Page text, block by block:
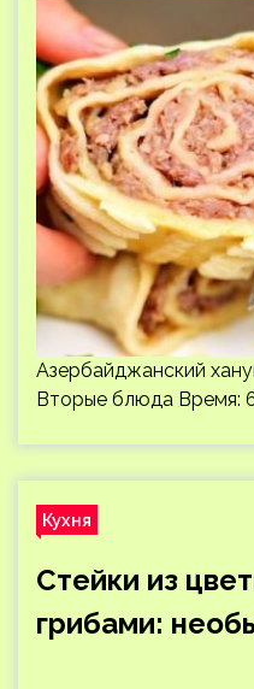
Азербайджанский
Вторые блюда Время:
Кухня
Стейки из
грибами: